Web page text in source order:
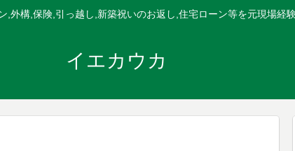
外構,保険,引っ越し,新築祝いのお返し,住宅ローン等を元現場経
イエカウカ